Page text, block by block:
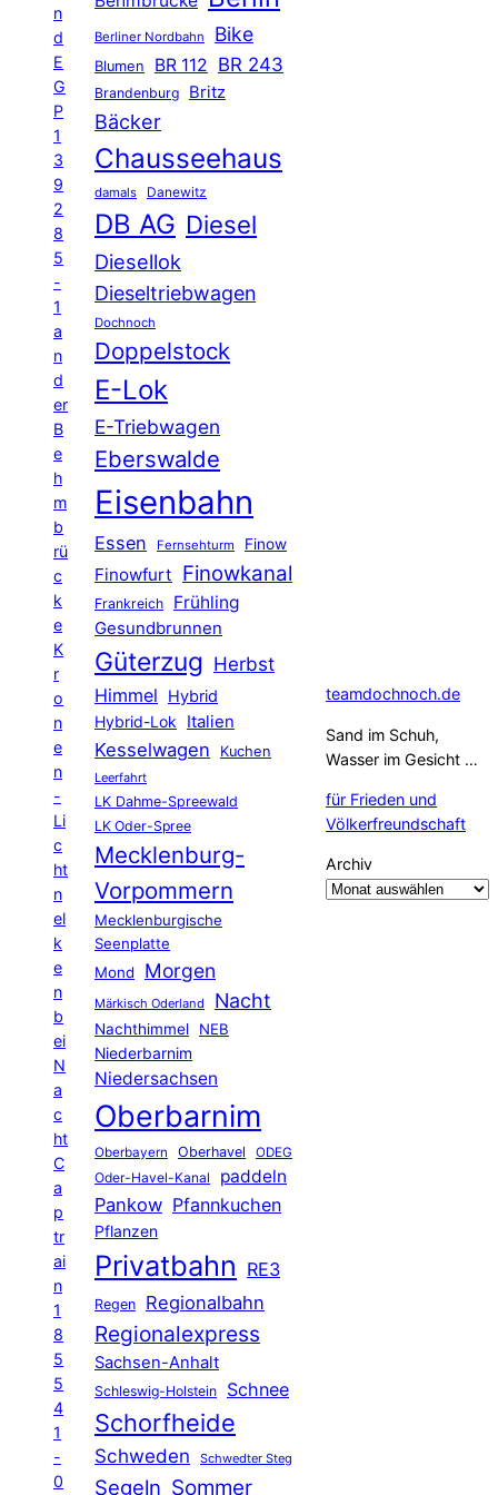
n
d
E
G
P
1
3
9
2
8
5
-
1
a
n
d
er
B
e
h
m
b
rü
c
k
e
K
r
o
n
e
n
-
Li
c
ht
n
el
k
e
n
b
ei
N
a
c
ht
C
a
p
tr
ai
n
1
8
5
5
4
1
-
0
Berliner Nordbahn Bike
Blumen BR 112 BR 243
Brandenburg Britz
Bäcker
Chausseehaus
damals Danewitz
DB AG Diesel
Diesellok
Dieseltriebwagen
Dochnoch
Doppelstock
E-Lok
E-Triebwagen
Eberswalde
Eisenbahn
Essen Fernsehturm Finow
Finowfurt Finowkanal
Frankreich Frühling
Gesundbrunnen
Güterzug Herbst
Himmel
Hybrid
Hybrid-Lok Italien
Kesselwagen Kuchen
Leerfahrt
LK Dahme-Spreewald
LK Oder-Spree
Mecklenburg-
Vorpommern
Mecklenburgische
Seenplatte
Mond
Morgen
Märkisch Oderland Nacht
Nachthimmel
NEB
Niederbarnim
Niedersachsen
Oberbarnim
Oberbayern Oberhavel ODEG
Oder-Havel-Kanal paddeln
Pankow Pfannkuchen
Pflanzen
Privatbahn RE3
Regen Regionalbahn
Regionalexpress
Sachsen-Anhalt
Schleswig-Holstein Schnee
Schorfheide
Schweden Schwedter Steg
Segeln Sommer
teamdochnoch.de
Sand im Schuh,
Wasser im Gesicht …
für Frieden und
Völkerfreundschaft
Archiv